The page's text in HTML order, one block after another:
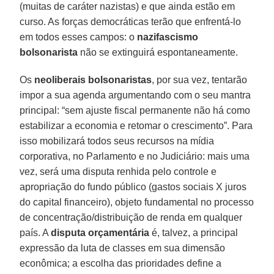
(muitas de caráter nazistas) e que ainda estão em
curso. As forças democráticas terão que enfrentá-lo
em todos esses campos: o nazifascismo
bolsonarista não se extinguirá espontaneamente.
Os neoliberais bolsonaristas, por sua vez, tentarão
impor a sua agenda argumentando com o seu mantra
principal: “sem ajuste fiscal permanente não há como
estabilizar a economia e retomar o crescimento”. Para
isso mobilizará todos seus recursos na mídia
corporativa, no Parlamento e no Judiciário: mais uma
vez, será uma disputa renhida pelo controle e
apropriação do fundo público (gastos sociais X juros
do capital financeiro), objeto fundamental no processo
de concentração/distribuição de renda em qualquer
país. Adisputa orçamentária é, talvez, a principal
expressão da luta de classes em sua dimensão
econômica; a escolha das prioridades define a